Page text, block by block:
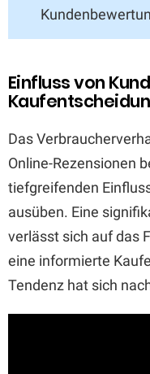
Einfluss von
Das
Online-Rezensionen
tiefgreifenden
ausüben. Eine
verlässt sich auf das
eine informierte
Tendenz hat sich